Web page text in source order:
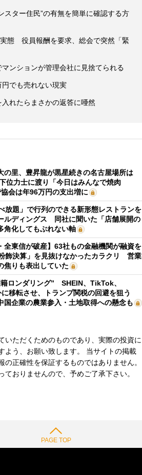
ター住民”の有無を簡単に確認する方
態 役員報酬を要求、総会で突然「緊
ンションが管理会社に見捨てられる
でも売れない現実
れたらまさかの返答に唖然
の里、豊昇龍が黒星続きの名古屋場所は
位力士に渡り「今日はみんなで焼肉
会は年96万円の支出増に
放題」で行列のできる新形態レストランを
ルディングス 同社に聞いた「店舗展開の
角化してもぶれない軸
全東信が破産】63社もの金融機関が融資を
飾決算」を見抜けなかったカラクリ 営業
焦りも表出していた
ロンダリング” SHEIN、TikTok、
移転させ、トランプ関税の回避を狙う
国企業の農業参入・土地取得への懸念も
いただくためのものであり、実際の投資に
よう、お願い致します。 当サイトの掲載
正確性を保証するものではありません。
おりませんので、予めご了承下さい。
PAGE TOP